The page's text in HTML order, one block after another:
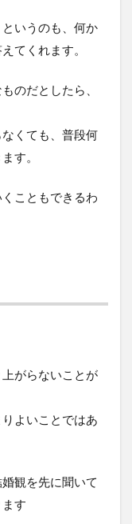
いうのも、何か
てくれます。
のだとしたら、
くても、普段何
す。
こともできるわ
がらないことが
よいことではあ
観を先に聞いて
す